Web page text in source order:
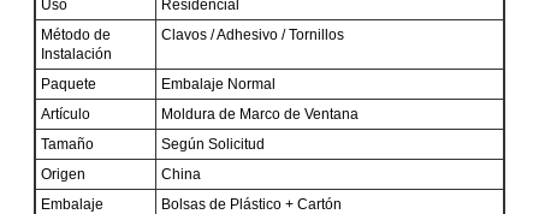
Uso
Residencial
Método de
Instalación
Clavos / Adhesivo / Tornillos
Paquete
Embalaje Normal
Artículo
Moldura de Marco de Ventana
Tamaño
Según Solicitud
Origen
China
Embalaje
Bolsas de Plástico + Cartón